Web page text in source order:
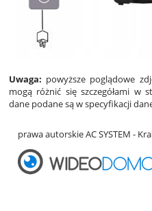
Uwaga: powyższe poglądowe
mogą różnić się szczegółami w
dane podane są w specyfikacji
prawa autorskie AC SYSTEM -